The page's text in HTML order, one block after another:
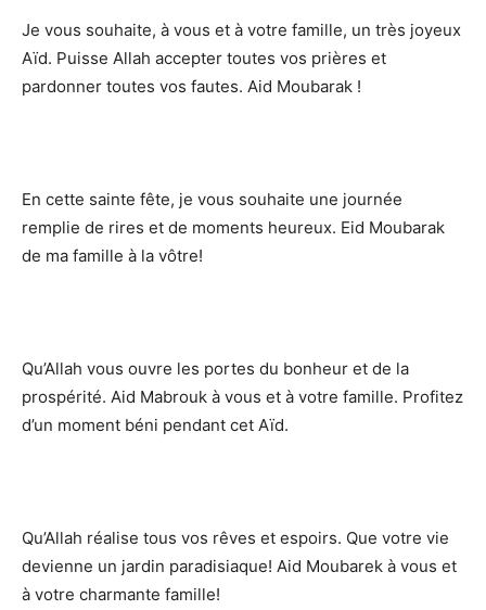
Je vous souhaite, à vous et à votre famille, un très joyeux
Aïd. Puisse Allah accepter toutes vos prières et
pardonner toutes vos fautes. Aid Moubarak !
En cette sainte fête, je vous souhaite une journée
remplie de rires et de moments heureux. Eid Moubarak
de ma famille à la vôtre!
Qu’Allah vous ouvre les portes du bonheur et de la
prospérité. Aid Mabrouk à vous et à votre famille. Profitez
d’un moment béni pendant cet Aïd.
Qu’Allah réalise tous vos rêves et espoirs. Que votre vie
devienne un jardin paradisiaque! Aid Moubarek à vous et
à votre charmante famille!